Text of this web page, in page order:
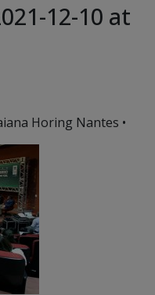
12-10 at
Horing Nantes •